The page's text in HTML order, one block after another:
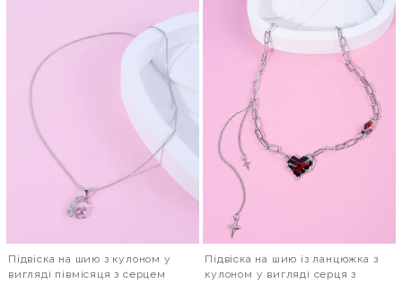
Підвіска на шию з кулоном у
вигляді півмісяця з серцем
Підвіска на шию із ланцюжка з
кулоном у вигляді серця з